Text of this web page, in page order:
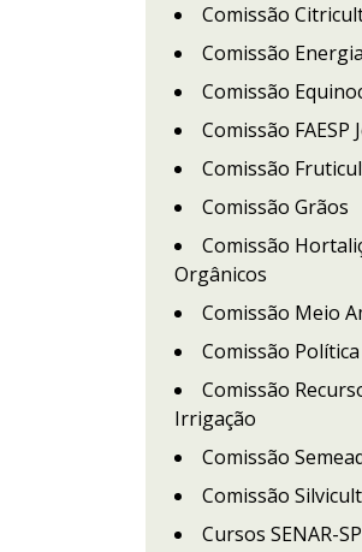
Comissão
Comissão Energia
Comissão
Comissão FAESP
Comissão
Comissão Grãos
Comissão
Orgânicos
Comissão Meio
Comissão
Comissão
Irrigação
Comissão
Comissão
Cursos SENAR-SP